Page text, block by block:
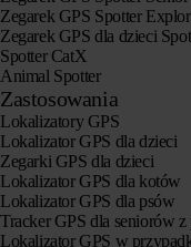
Zegarek GPS Spotter
Zegarek GPS dla dzieci
Spotter CatX
Animal Spotter
Zastosowania
Lokalizatory GPS
Lokalizator GPS dla dzieci
Zegarki GPS dla dzieci
Lokalizator GPS dla kotów
Lokalizator GPS dla psów
Tracker GPS dla seniorów
Lokalizator GPS w